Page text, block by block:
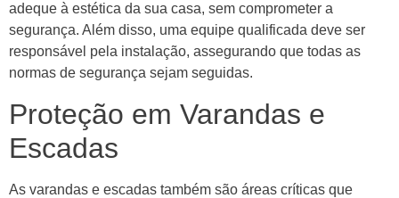
adeque à estética da sua casa, sem comprometer a
segurança. Além disso, uma equipe qualificada deve ser
responsável pela instalação, assegurando que todas as
normas de segurança sejam seguidas.
Proteção em Varandas e
Escadas
As varandas e escadas também são áreas críticas que